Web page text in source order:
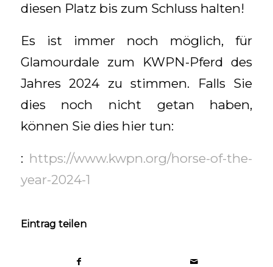
diesen Platz bis zum Schluss halten!
Es ist immer noch möglich, für
Glamourdale zum KWPN-Pferd des
Jahres 2024 zu stimmen. Falls Sie
dies noch nicht getan haben,
können Sie dies hier tun:
: https://www.kwpn.org/horse-of-the-
year-2024-1
Eintrag teilen